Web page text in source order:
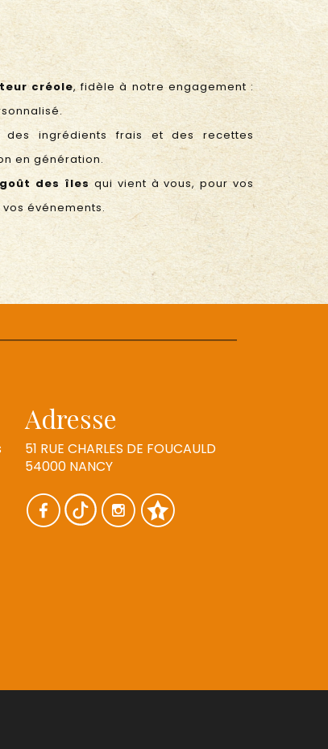
créole, fidèle à notre engagement :
ingrédients frais et des recettes
en génération.
goût des îlesqui vient à vous, pour vos
événements.
Adresse
51 RUE CHARLES DE FOUCAULD
54000 NANCY